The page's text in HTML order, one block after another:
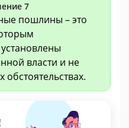
7
пошлины – это
власти и не